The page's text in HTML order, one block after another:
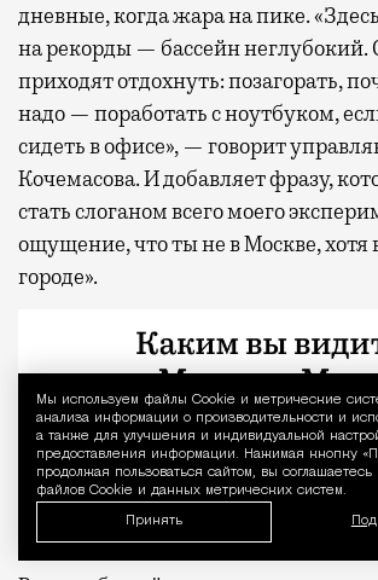
Мы используем файлы Сookie и метрические
анализа информации о производительности и
а также для улучшения и индивидуальной
предоставления информации. Нажимая кнопку
продолжая пользоваться сайтом, вы соглашаетесь
файлов Cookie и данных метрических систем.
Принять
дневные, когда жара на пике.
на рекорды — бассейн неглубокий.
приходят отдохнуть: позагорать,
надо — поработать с ноутбуком,
сидеть в офисе», — говорит
Кочемасова. И добавляет фразу,
стать слоганом всего моего
ощущение, что ты не в Москве, хотя
городе».
Проверяю сказанное на себе. Лежу в
надо мной шумят липы, где-то
угадывается гул города — и этот
странно, добавляет удовольствия.
что ты никуда не летел, не стоял на
контроле, не искал переходник для
просто дошел.